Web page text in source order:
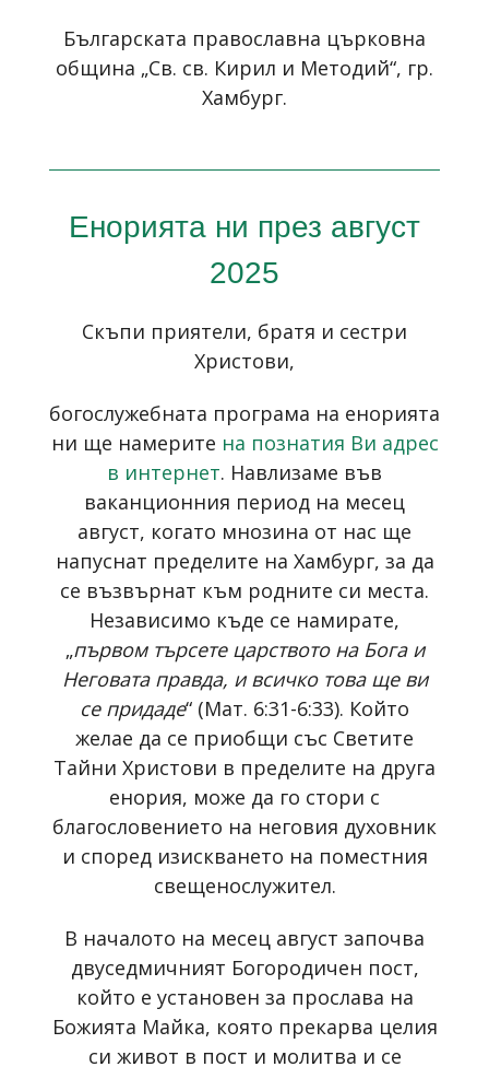
Българската православна църковна
община „Св. св. Кирил и Методий“, гр.
Хамбург.
Енорията ни през август
2025
Скъпи приятели, братя и сестри
Христови,
богослужебната програма на енорията
ни ще намерите на познатия Ви адрес
в интернет. Навлизаме във
ваканционния период на месец
август, когато мнозина от нас ще
напуснат пределите на Хамбург, за да
се възвърнат към родните си места.
Независимо къде се намирате,
„първом търсете царството на Бога и
Неговата правда, и всичко това ще ви
се придаде“ (Мат. 6:31-6:33). Който
желае да се приобщи със Светите
Тайни Христови в пределите на друга
енория, може да го стори с
благословението на неговия духовник
и според изискването на поместния
свещенослужител.
В началото на месец август започва
двуседмичният Богородичен пост,
който е установен за прослава на
Божията Майка, която прекарва целия
си живот в пост и молитва и се